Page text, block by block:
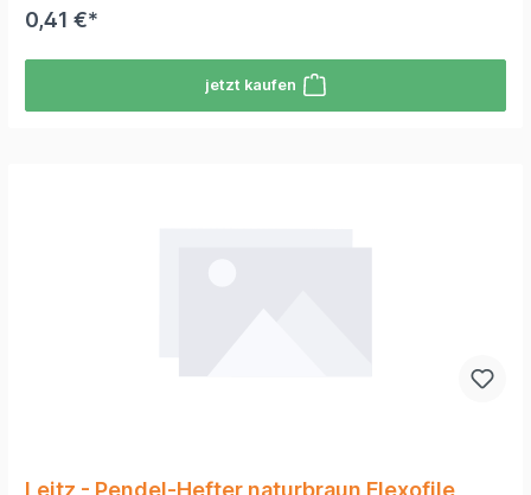
0,41 €*
jetzt kaufen
Leitz - Pendel-Hefter naturbraun Flexofile